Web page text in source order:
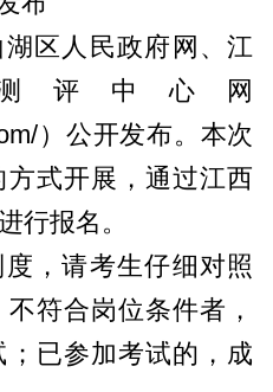
区人民政府网、江
评中心网
）公开发布。本次
式开展，通过江西
行报名。
，请考生仔细对照
符合岗位条件者，
已参加考试的，成